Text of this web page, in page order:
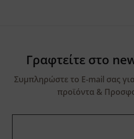
Γραφτείτε στο
Συμπληρώστε το E-mail σας
προϊόντα &